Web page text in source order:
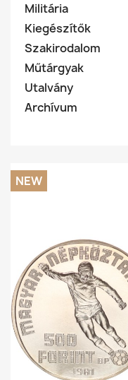
Militária
Kiegészítők
Szakirodalom
Műtárgyak
Utalvány
Archívum
NEW